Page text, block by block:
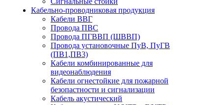
Кабельно-проводниковая продукция
Кабели ВВГ
Провода ПВС
Провода ПГВВП (ШВВП)
Провода установочные ПуВ, ПуГВ
(ПВ1,ПВ3)
Кабели комбинированные для
видеонаблюдения
Кабели огнестойкие для пожарной
безопастности и сигнализации
Кабель акустический